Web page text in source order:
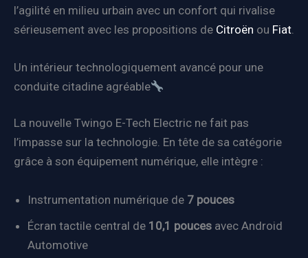
l’agilité en milieu urbain avec un confort qui rivalise
sérieusement avec les propositions de Citroën ou Fiat
Un intérieur technologiquement avancé pour une
conduite citadine agréable
La nouvelle Twingo E-Tech Electric ne fait pas
l’impasse sur la technologie. En tête de sa catégorie
grâce à son équipement numérique, elle intègre :
Instrumentation numérique de 7 pouces
Écran tactile central de 10,1 pouces avec Android
Automotive